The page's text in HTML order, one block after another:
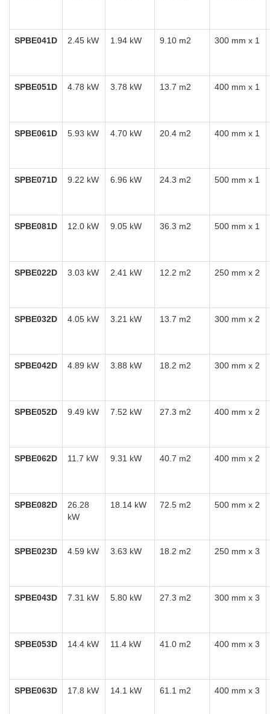
SPBE041D 2.45 kW 1.94 kW 9.10 m2 300 mm x 1
SPBE051D 4.78 kW 3.78 kW 13.7 m2 400 mm x 1
SPBE061D 5.93 kW 4.70 kW 20.4 m2 400 mm x 1
SPBE071D 9.22 kW 6.96 kW 24.3 m2 500 mm x 1
SPBE081D 12.0 kW 9.05 kW 36.3 m2 500 mm x 1
SPBE022D 3.03 kW 2.41 kW 12.2 m2 250 mm x 2
SPBE032D 4.05 kW 3.21 kW 13.7 m2 300 mm x 2
SPBE042D 4.89 kW 3.88 kW 18.2 m2 300 mm x 2
SPBE052D 9.49 kW 7.52 kW 27.3 m2 400 mm x 2
SPBE062D 11.7 kW 9.31 kW 40.7 m2 400 mm x 2
SPBE082D
26.28
kW
18.14 kW 72.5 m2 500 mm x 2
SPBE023D 4.59 kW 3.63 kW 18.2 m2 250 mm x 3
SPBE043D 7.31 kW 5.80 kW 27.3 m2 300 mm x 3
SPBE053D 14.4 kW 11.4 kW 41.0 m2 400 mm x 3
SPBE063D 17.8 kW 14.1 kW 61.1 m2 400 mm x 3